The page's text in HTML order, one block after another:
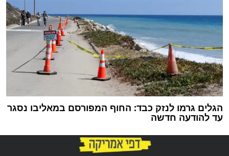
הגלים גרמו לנזק כבד: החוף המפורסם במאליבו נסגר
עד להודעה חדשה